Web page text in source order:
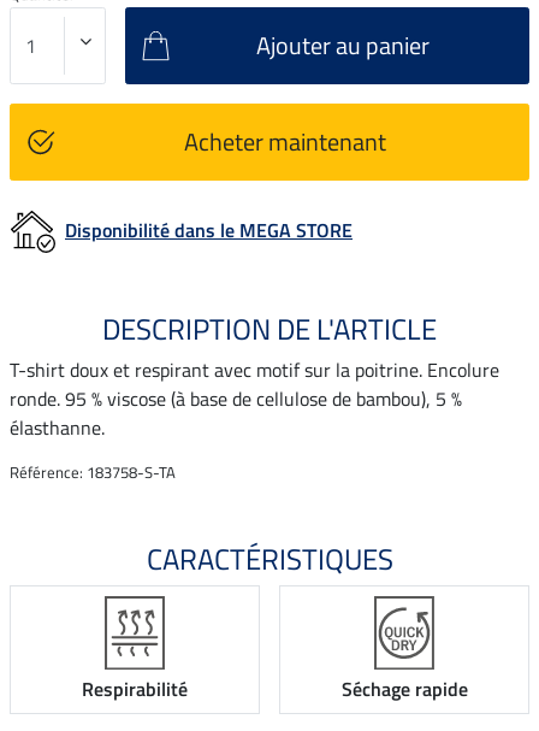
Ajouter au panier
Acheter maintenant
Disponibilité dans le MEGA STORE
DESCRIPTION DE L'ARTICLE
T-shirt doux et respirant avec motif sur la poitrine. Encolure
ronde. 95 % viscose (à base de cellulose de bambou), 5 %
élasthanne.
Référence: 183758-S-TA
CARACTÉRISTIQUES
Respirabilité Séchage rapide